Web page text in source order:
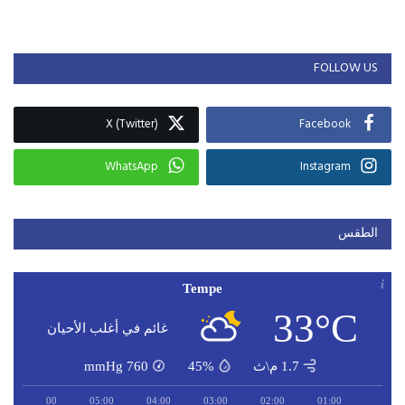
FOLLOW US
Facebook
X (Twitter)
Instagram
WhatsApp
الطقس
Tempe
33°C غائم في أغلب الأحيان
1.7 م\ث 45%
760
mmHg
01:00
02:00
03:00
04:00
05:00
06:00